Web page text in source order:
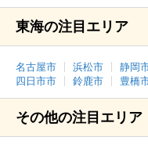
東海の注目エリア
名古屋市 浜松市 静岡
四日市市
鈴鹿市 豊橋
その他の注目エリア